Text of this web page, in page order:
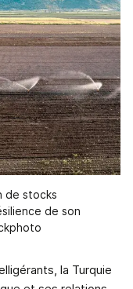
de stocks
de son
la Turquie